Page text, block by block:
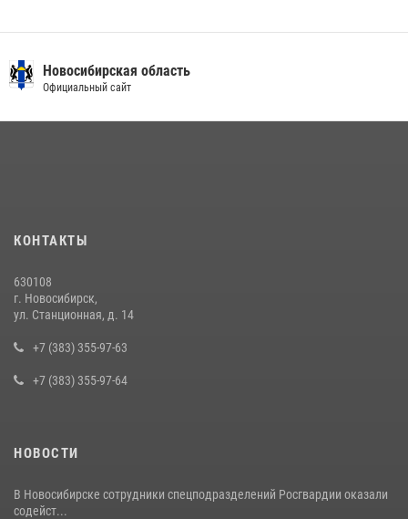
гражданина, который приобрел наркотическое вещество через
«закладку»
Росгвардии задержан подозреваемый в грабеже
При силовой поддержке бойцов ОМОН и СОБР Росгвардии
в сфере страхования
29 июля 2026, 05:19
Новосибирская область
Официальный сайт
КОНТАКТЫ
630108
г. Новосибирск,
ул. Станционная, д. 14
+7 (383) 355-97-63
+7 (383) 355-97-64
НОВОСТИ
В Новосибирске сотрудники спецподразделений Росгвардии оказали
содейст...